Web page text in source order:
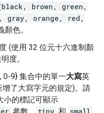
brown, green,
gray, orange, red,
色。
(使用 32 位元十六進制顏
度。
0-9} 集合中的單一大寫英
了大寫字元的規定)。請
小的標記可顯示